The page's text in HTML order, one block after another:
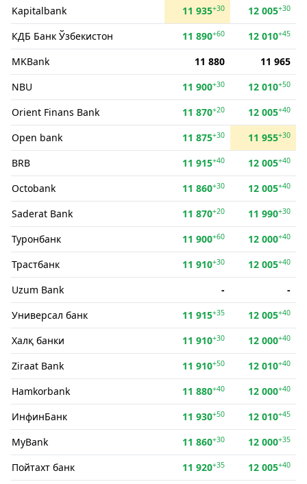
Kapitalbank 11 935+30 12 005+30
КДБ Банк Ўзбекистон 11 890+60 12 010+45
MKBank 11 880
11 965
NBU
11 900+30 12 010+50
Orient Finans Bank 11 870+20 12 005+40
Open bank 11 875+30 11 955+30
BRB 11 915+40 12 005+40
Octobank 11 860+30 12 005+40
Saderat Bank 11 870+20 11 990+30
Туронбанк 11 900+60 12 000+40
Трастбанк 11 910+30 12 005+40
Uzum Bank -
-
Универсал банк
11 915+35 12 005+40
Халқ банки 11 910+30 12 000+40
Ziraat Bank 11 910+50 12 010+40
Hamkorbank 11 880+40 12 000+40
ИнфинБанк 11 930+50 12 010+45
MyBank 11 860+30 12 000+35
Пойтахт банк 11 920+35 12 005+40